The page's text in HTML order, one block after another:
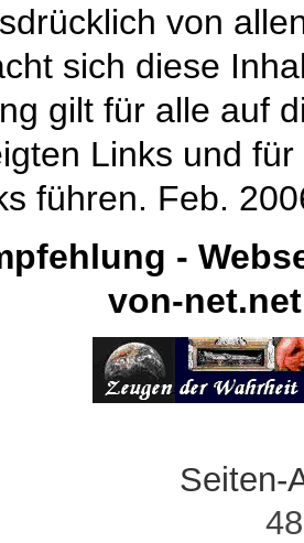
von
sich diese
gilt für alle auf
Links und
führen. Feb.
-
von-net.net
Seiten-